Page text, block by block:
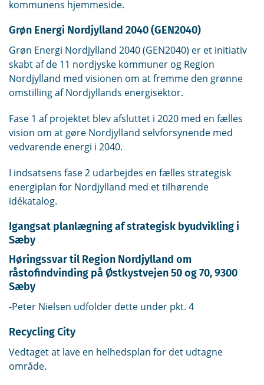
kommunens hjemmeside.
Grøn Energi Nordjylland 2040 (GEN2040)
Grøn Energi Nordjylland 2040 (GEN2040) er et initiativ
skabt af de 11 nordjyske kommuner og Region
Nordjylland med visionen om at fremme den grønne
omstilling af Nordjyllands energisektor.
Fase 1 af projektet blev afsluttet i 2020 med en fælles
vision om at gøre Nordjylland selvforsynende med
vedvarende energi i 2040.
I indsatsens fase 2 udarbejdes en fælles strategisk
energiplan for Nordjylland med et tilhørende
idékatalog.
Igangsat planlægning af strategisk byudvikling i
Sæby
Høringssvar til Region Nordjylland om
råstofindvinding på Østkystvejen 50 og 70, 9300
Sæby
-Peter Nielsen udfolder dette under pkt. 4
Recycling City
Vedtaget at lave en helhedsplan for det udtagne
område.